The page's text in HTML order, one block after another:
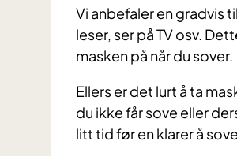
Vi anbefaler en gradvis
leser, ser på TV osv.
masken på når du sover.
Ellers er det lurt å ta
du ikke får sove eller
litt tid før en klarer å